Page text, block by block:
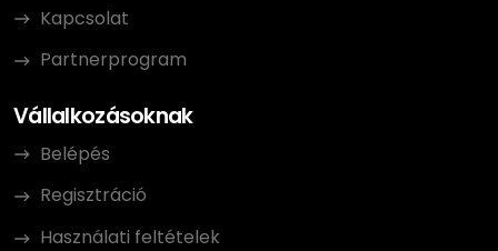
Kapcsolat
Partnerprogram
Vállalkozásoknak
Belépés
Regisztráció
Használati feltételek